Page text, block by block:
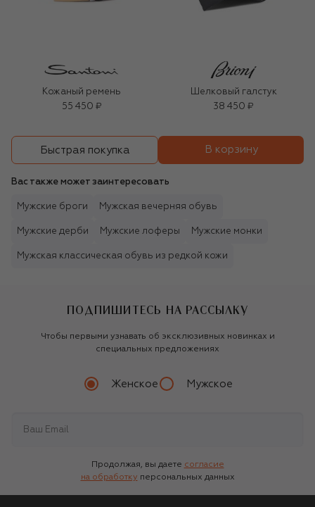
Кожаный ремень
55 450 ₽
Шелковый галстук
38 450 ₽
Быстрая покупка В корзину
Вас также может заинтересовать
Мужские броги Мужская вечерняя обувь
Мужские дерби Мужские лоферы Мужские монки
Мужская классическая обувь из редкой кожи
ПОДПИШИТЕСЬ НА РАССЫЛКУ
Чтобы первыми узнавать об эксклюзивных новинках и
специальных предложениях
Женское Мужское
Продолжая, вы даете согласие
на обработку персональных данных